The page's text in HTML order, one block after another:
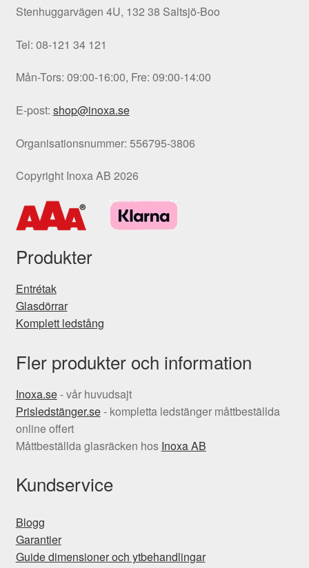
Stenhuggarvägen 4U, 132 38 Saltsjö-Boo
Tel: 08-121 34 121
Mån-Tors: 09:00-16:00, Fre: 09:00-14:00
E-post: shop@inoxa.se
Organisationsnummer: 556795-3806
Copyright Inoxa AB 2026
Produkter
Entrétak
Glasdörrar
Komplett ledstång
Fler produkter och information
Inoxa.se- vår huvudsajt
Prisledstänger.se- kompletta ledstänger måttbeställda
online offert
Måttbeställda glasräcken hos Inoxa AB
Kundservice
Blogg
Garantier
Guide dimensioner och ytbehandlingar